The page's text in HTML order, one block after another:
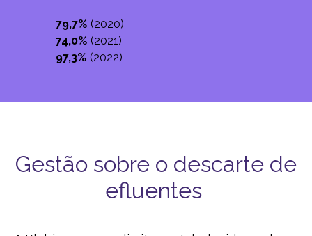
79,7% (2020)
74,0% (2021)
97,3% (2022)
Gestão sobre o descarte de
efluentes